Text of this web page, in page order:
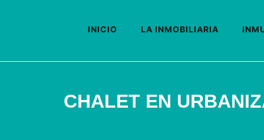
INICIO LA INMOBILIARIA
CHALET EN